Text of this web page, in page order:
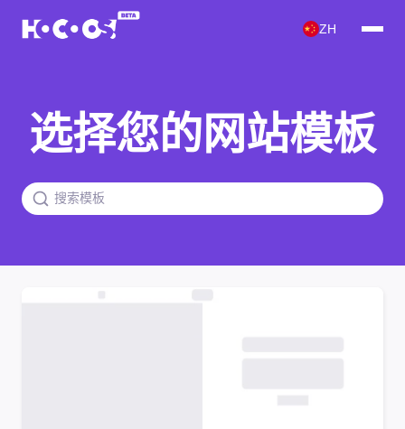
ZH
选择您的网站模板